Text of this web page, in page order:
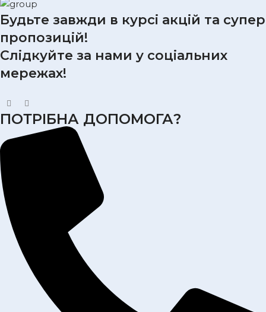
Будьте завжди в курсі акцій та супер
пропозицій!
Слідкуйте за нами у соціальних
мережах!
ПОТРІБНА ДОПОМОГА?